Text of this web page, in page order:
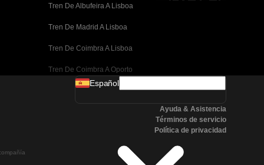
Tren De Albufeira A Lisboa
Tren De Madrid A Lisboa
Tren De Coimbra A Lisboa
Tren De Coimbra A Oporto
Tren De Valencia A Barcelona
Tren De Málaga A Madrid
Español
Ayuda & Asistencia
Términos de servicio
Política de privacidad